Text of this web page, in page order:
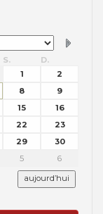
S.
D.
1
2
8
9
15
16
22
23
29
30
5 6
aujourd’hui